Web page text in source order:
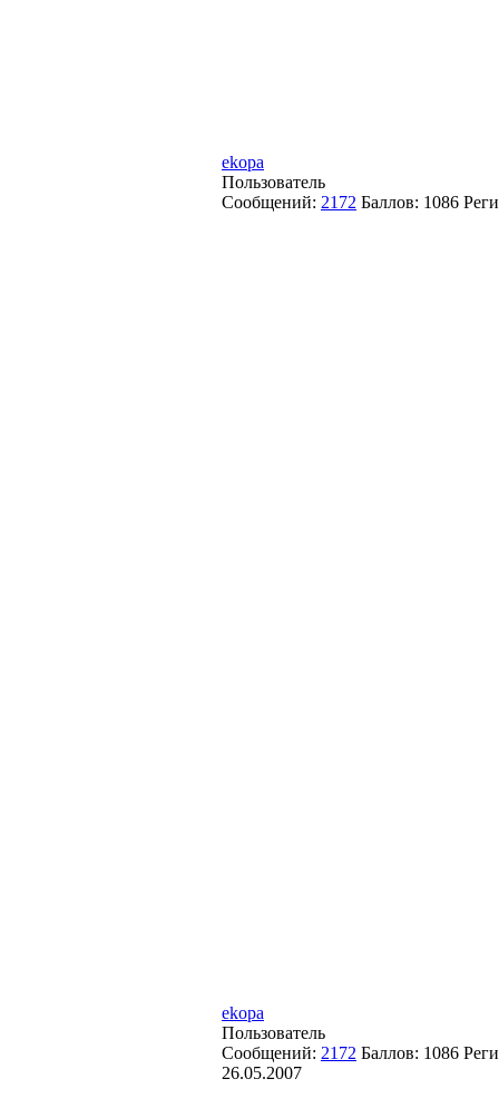
ekopa
Пользователь
Сообщений: 2172 Баллов: 1086
ekopa
Пользователь
Сообщений: 2172 Баллов: 1086
26.05.2007